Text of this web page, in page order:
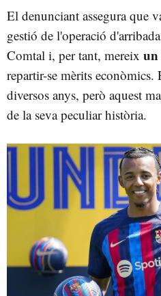
El denunciant assegura que
gestió de l'operació
Comtal i, per tant, mereix un
repartir-se mèrits
diversos anys, però aquest
de la seva peculiar història.